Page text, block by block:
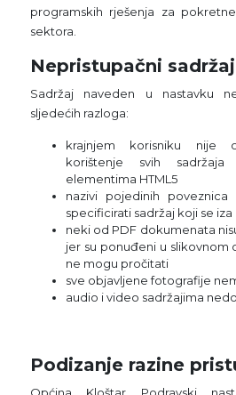
programskih rješenja za
sektora.
Nepristupačni sadržaj
Sadržaj naveden u nastavku
sljedećih razloga:
krajnjem korisniku nije
korištenje svih
elementima HTML5
nazivi pojedinih
specificirati sadržaj koji se iza
neki od PDF dokumenata
jer su ponuđeni u slikovnom
ne mogu pročitati
sve objavljene fotografije
audio i video sadržajima
Podizanje razine
Općina Kloštar Podravski